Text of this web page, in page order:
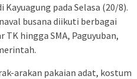
pada Selasa (20/8).
busana diikuti berbagai
hingga SMA, Paguyuban,
arakan pakaian adat, kostum